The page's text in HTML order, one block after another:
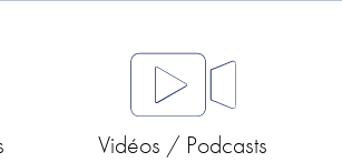
Vidéos / Podcasts